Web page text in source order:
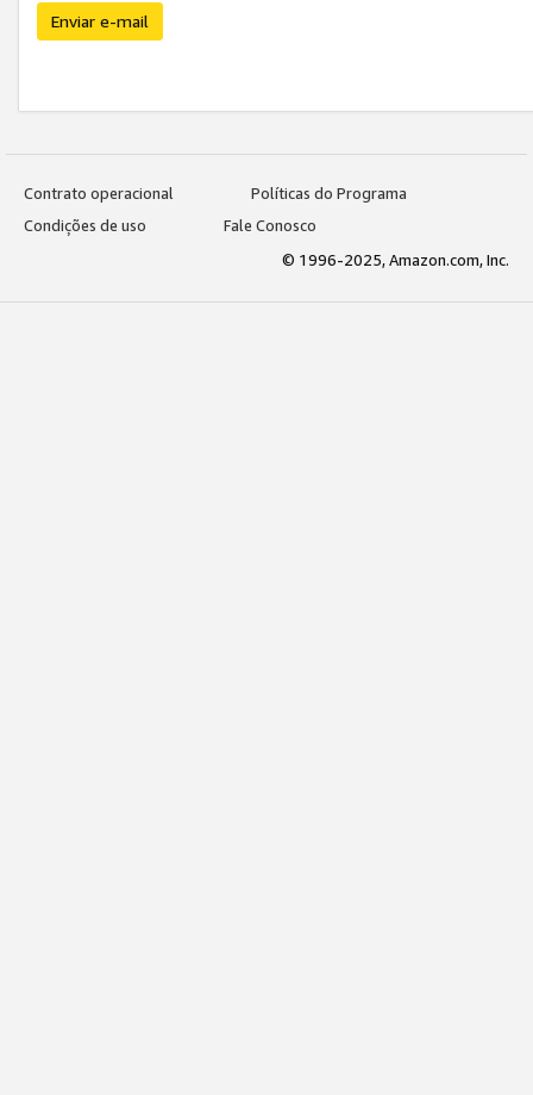
Enviar e-mail
Contrato operacional
Políticas do Programa
Condições de uso
Fale Conosco
© 1996-2025, Amazon.com, Inc.